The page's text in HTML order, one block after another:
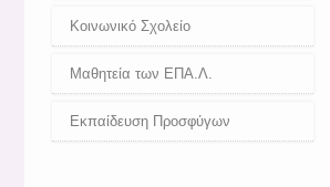
Κοινωνικό Σχολείο
Μαθητεία των ΕΠΑ.Λ.
Εκπαίδευση Προσφύγων